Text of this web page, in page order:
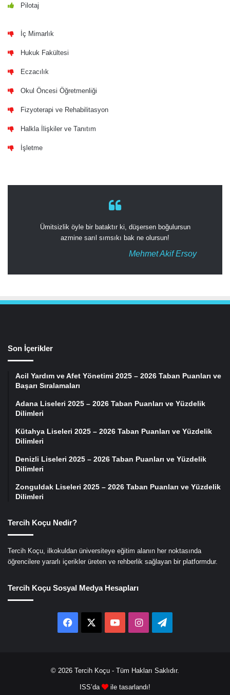
Pilotaj
İç Mimarlık
Hukuk Fakültesi
Eczacılık
Okul Öncesi Öğretmenliği
Fizyoterapi ve Rehabilitasyon
Halkla İlişkiler ve Tanıtım
İşletme
Ümitsizlik öyle bir bataktır ki, düşersen boğulursun
azmine sarıl sımsıkı bak ne olursun!
Mehmet Akif Ersoy
Son İçerikler
Acil Yardım ve Afet Yönetimi 2025 – 2026 Taban Puanları ve
Başarı Sıralamaları
Adana Liseleri 2025 – 2026 Taban Puanları ve Yüzdelik
Dilimleri
Kütahya Liseleri 2025 – 2026 Taban Puanları ve Yüzdelik
Dilimleri
Denizli Liseleri 2025 – 2026 Taban Puanları ve Yüzdelik
Dilimleri
Zonguldak Liseleri 2025 – 2026 Taban Puanları ve Yüzdelik
Dilimleri
Tercih Koçu Nedir?
Tercih Koçu, ilkokuldan üniversiteye eğitim alanın her noktasında
öğrencilere yararlı içerikler üreten ve rehberlik sağlayan bir platformdur.
Tercih Koçu Sosyal Medya Hesapları
Facebook YouTubeInstagramTelegram
© 2026 Tercih Koçu - Tüm Hakları Saklıdır.
ISS’da ile tasarlandı!